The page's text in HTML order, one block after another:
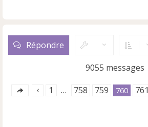
Répondre
9055 messages
1 … 758 759 760 761